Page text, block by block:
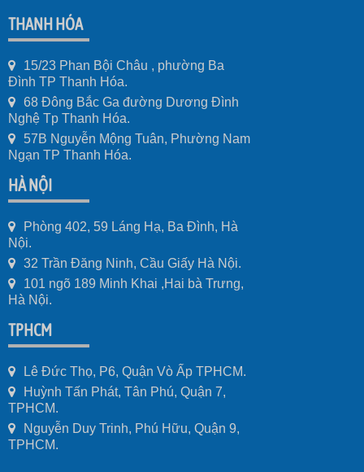
THANH HÓA
15/23 Phan Bội Châu , phường Ba
Đình TP Thanh Hóa.
68 Đông Bắc Ga đường Dương Đình
Nghệ Tp Thanh Hóa.
57B Nguyễn Mộng Tuân, Phường Nam
Ngạn TP Thanh Hóa.
HÀ NỘI
Phòng 402, 59 Láng Hạ, Ba Đình, Hà
Nội.
32 Trần Đăng Ninh, Cầu Giấy Hà Nội.
101 ngõ 189 Minh Khai ,Hai bà Trưng,
Hà Nội.
TPHCM
Lê Đức Thọ, P6, Quận Vò Ấp TPHCM.
Huỳnh Tấn Phát, Tân Phú, Quận 7,
TPHCM.
Nguyễn Duy Trinh, Phú Hữu, Quận 9,
TPHCM.